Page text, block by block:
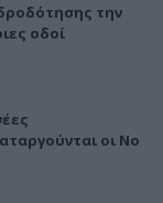
την
οδοί
οι Νο